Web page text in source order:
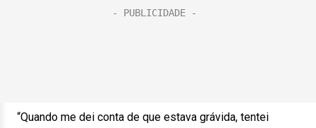
“Quando me dei conta de que estava grávida, tentei